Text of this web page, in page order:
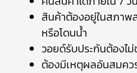
สินค้าต้องอยู่ในสภา
หรือโดนน้ำ
วอยด์รับประกันต้องไ
ต้องมีเหตุผลอันสมคว